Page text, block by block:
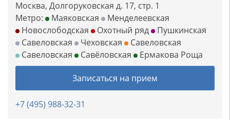
Москва, Долгоруковская д. 17, стр. 1
Метро:
Маяковская
Менделеевская
Новослободская
Охотный ряд
Пушкинская
Савеловская
Чеховская
Савеловская
Савеловская
Савёловская Ермакова Роща
Записаться на прием
+7 (495) 988-32-31